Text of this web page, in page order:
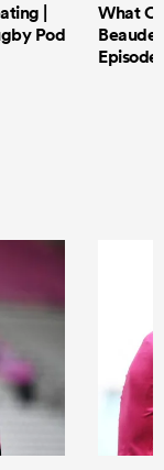
|
Pod
What
Episode